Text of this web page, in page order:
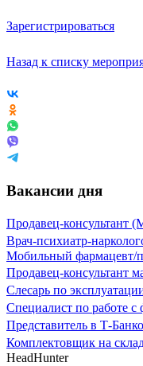
Зарегистрироваться
Назад к списку
Вакансии дня
Продавец-консультант
Врач-психиатр-нарколог
Мобильный фармацевт/
Продавец-консультант
Слесарь по
Специалист по работе
Представитель в Т-Банк
Комплектовщик на
HeadHunter